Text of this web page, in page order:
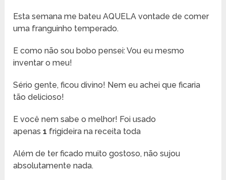
Esta semana me bateu AQUELA vontade de comer
uma franguinho temperado.
E como não sou bobo pensei: Vou eu mesmo
inventar o meu!
Sério gente, ficou divino! Nem eu achei que ficaria
tão delicioso!
E você nem sabe o melhor! Foi usado
apenas1 frigideira na receita toda
Além de ter ficado muito gostoso, não sujou
absolutamente nada.